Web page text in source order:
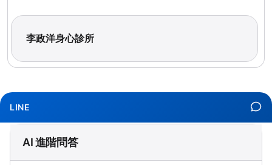
李政洋身心診所
LINE
AI 進階問答